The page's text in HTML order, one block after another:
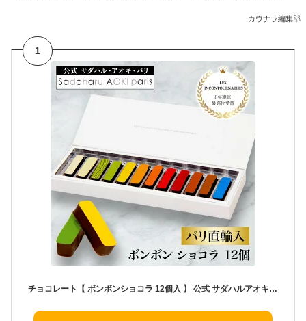
カウナラ編集部
1
チョコレート【 ボンボンショコラ 12個入 】 公式 サダハルアオキ チョコ おしゃれ 高級 ギフト プレゼント 人気 ご褒美 洋菓子 有名 sadaharu aoki スイーツ